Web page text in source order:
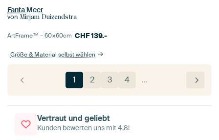
Fanta Meer
von Mirjam Duizendstra
ArtFrame™ –60×60cm CHF139.-
Größe & Material selbst wählen
1 2 3 4 …
Vertraut und geliebt
Kunden bewerten uns mit 4,8!